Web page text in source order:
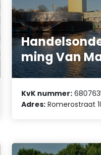
ming Van
KvK nummer:
Adres: Romerostraat